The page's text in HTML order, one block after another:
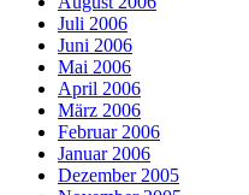
Juli 2006
Juni 2006
Mai 2006
April 2006
März 2006
Februar 2006
Januar 2006
Dezember 2005